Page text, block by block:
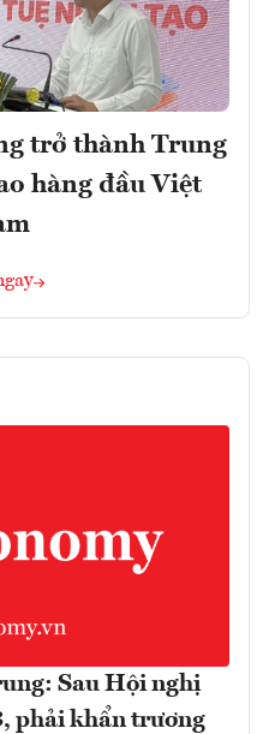
trở thành Trung
hàng đầu Việt
Sau Hội nghị
phải khẩn trương